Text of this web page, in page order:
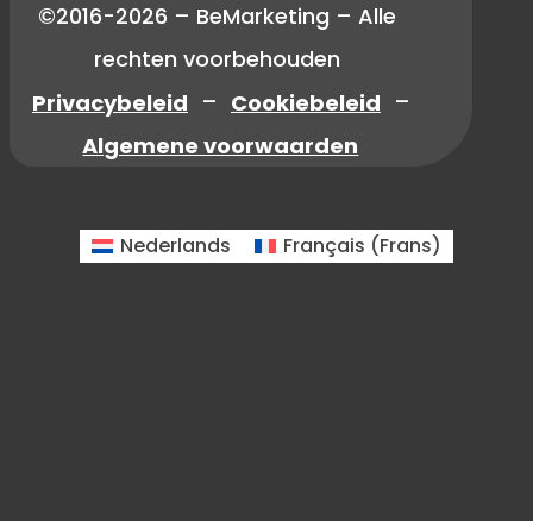
©2016-2026 – BeMarketing – Alle
rechten voorbehouden
Privacybeleid – Cookiebeleid –
Algemene voorwaarden
Nederlands Français (Frans)